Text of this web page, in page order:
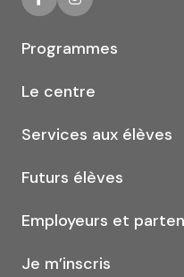
Programmes
Le centre
Services aux élèves
Futurs élèves
Employeurs et
Je m’inscris